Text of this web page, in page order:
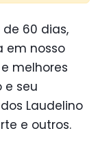
60 dias,
em nosso
melhores
e seu
Laudelino
e outros.